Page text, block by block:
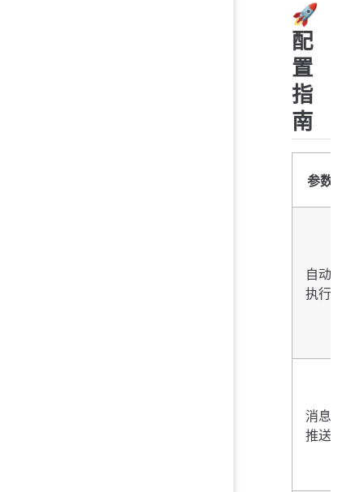
🚀
配
置
指
南
参数
自动
执行
消息
推送